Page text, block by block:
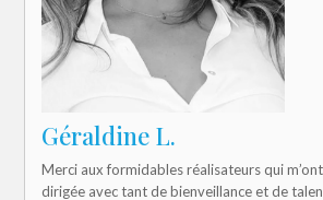
Géraldine L.
Merci aux formidables réalisateurs qui
dirigée avec tant de bienveillance et de